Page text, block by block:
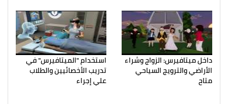
داخل ميتافيرس: الزواج وشراء
الأراضي والترويج السياحي
متاح
استخدام "الميتافيرس" في
تدريب الأخصائيين والطلاب
علي إجراء